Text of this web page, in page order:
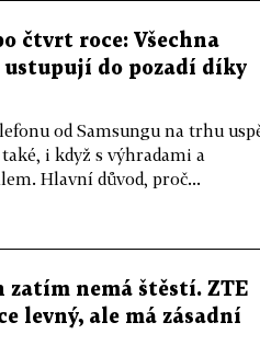
čtvrt roce: Všechna
ustupují do pozadí díky
od Samsungu na trhu
i když s výhradami a
Hlavní důvod, proč...
nemá štěstí. ZTE
levný, ale má zásadní